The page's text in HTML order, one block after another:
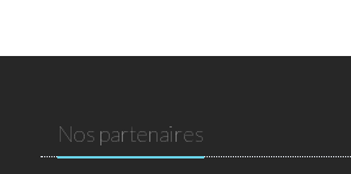
Nos partenaires